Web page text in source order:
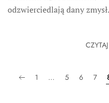
odzwierciedlają dany
1 … 5 6 7